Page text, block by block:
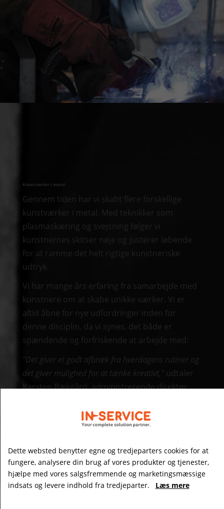
Kunstværker i metal
Gennem tiden har vi skabt flere forskellige
kunstværker i metal. Med teknikker som
plasmaskæring og svejsning følger vi
kunstnernes skitser nøje og justerer løbende
for at ramme det helt rigtige kunstneriske
udtryk.
Vi har mange års erfaring fra samarbejde med
kunstnere om at skabe unikke værker. Vi er
altid åbne for nye udfordringer inden for
denne disciplin, da vi synes, det både er
spændende og forfriskende at arbejde med:
"Det giver et godt afbræk fra hverdagens rutiner og
det giver mulighed for at tænke kreativt," udtaler
Karsten Bækgård, administrerende direktør.
smedeværksted skal hjælpe dig med? Ring til
bedste løsning på dit problem.
Dette websted benytter egne og tredjeparters cookies for at
fungere, analysere din brug af vores produkter og tjenester,
hjælpe med vores salgsfremmende og marketingsmæssige
indsats og levere indhold fra tredjeparter.
Læs mere